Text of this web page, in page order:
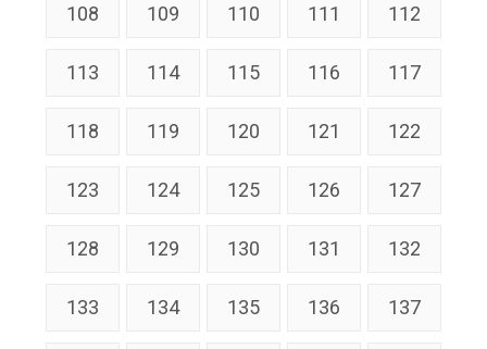
108 109 110 111 112
113 114 115 116 117
118 119 120 121 122
123 124 125 126 127
128 129 130 131 132
133 134 135 136 137